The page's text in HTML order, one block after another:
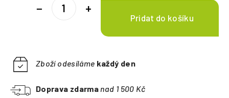
+
−
Zboží odesíláme každý den
Doprava zdarma nad 1 500 Kč